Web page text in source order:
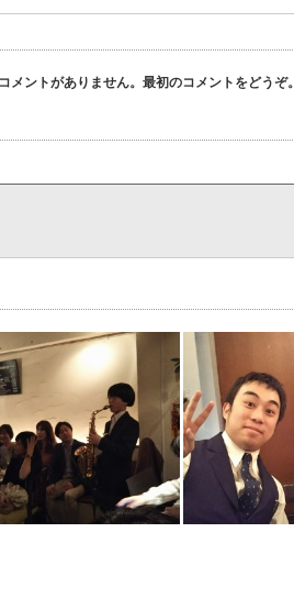
メントがありません。最初のコメントをどうぞ。